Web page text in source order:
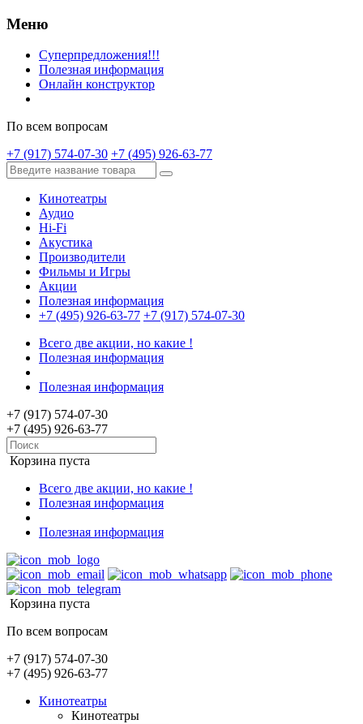
Меню
Суперпредложения!!!
Полезная информация
Онлайн конструктор
По всем вопросам
+7 (917) 574-07-30 +7 (495) 926-63-77
Кинотеатры
Аудио
Hi-Fi
Акустика
Производители
Фильмы и Игры
Акции
Полезная информация
+7 (495) 926-63-77 +7 (917) 574-07-30
Всего две акции, но какие !
Полезная информация
Полезная информация
+7 (917) 574-07-30
+7 (495) 926-63-77
Корзина пуста
Всего две акции, но какие !
Полезная информация
Полезная информация
Корзина пуста
По всем вопросам
+7 (917) 574-07-30
+7 (495) 926-63-77
Кинотеатры
Кинотеатры